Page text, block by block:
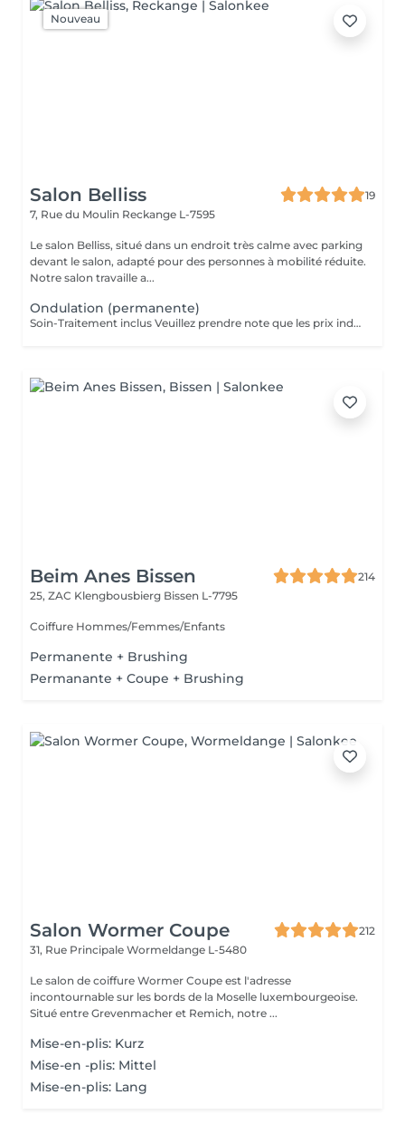
Nouveau
Salon Belliss
19
7, Rue du Moulin Reckange L-7595
Le salon Belliss, situé dans un endroit très calme avec parking
devant le salon, adapté pour des personnes à mobilité réduite.
Notre salon travaille a...
Ondulation (permanente)
Soin-Traitement inclus Veuillez prendre note que les prix indiqués sur Salonkee sont communiqués à titre informatif et s'entendent de base. Ces derniers sont susceptibles de varier selon le diagnostic réalisé à votre arrivée au salon et l'expertise du professionnel à qui vous confiez votre beauté. Dans tous les cas, un devis précis vous sera proposé et toutes réalisations de prestations seront effectuées avec votre accord. Un grand merci d'avance pour votre compréhension. Au plaisir de vous recevoir très vite.
Beim Anes Bissen
214
25, ZAC Klengbousbierg Bissen L-7795
Coiffure Hommes/Femmes/Enfants
Permanente + Brushing
Permanante + Coupe + Brushing
Salon Wormer Coupe
212
31, Rue Principale Wormeldange L-5480
Le salon de coiffure Wormer Coupe est l'adresse
incontournable sur les bords de la Moselle luxembourgeoise.
Situé entre Grevenmacher et Remich, notre ...
Mise-en-plis: Kurz
Mise-en -plis: Mittel
Mise-en-plis: Lang